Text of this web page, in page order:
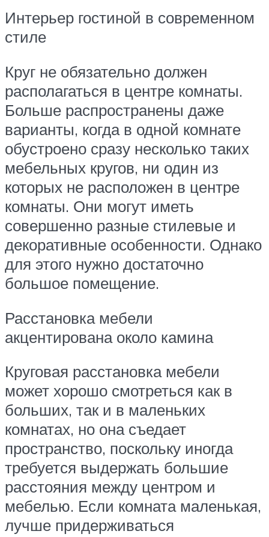
Интерьер гостиной в современном
стиле
Круг не обязательно должен
располагаться в центре комнаты.
Больше распространены даже
варианты, когда в одной комнате
обустроено сразу несколько таких
мебельных кругов, ни один из
которых не расположен в центре
комнаты. Они могут иметь
совершенно разные стилевые и
декоративные особенности. Однако
для этого нужно достаточно
большое помещение.
Расстановка мебели
акцентирована около камина
Круговая расстановка мебели
может хорошо смотреться как в
больших, так и в маленьких
комнатах, но она съедает
пространство, поскольку иногда
требуется выдержать большие
расстояния между центром и
мебелью. Если комната маленькая,
лучше придерживаться